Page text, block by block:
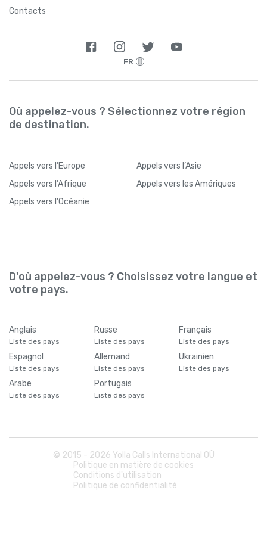
Contacts
FR
Où appelez-vous ? Sélectionnez votre région
de destination.
Appels vers l’Europe Appels vers l’Asie
Appels vers l’Afrique Appels vers les Amériques
Appels vers l’Océanie
D'où appelez-vous ? Choisissez votre langue et
votre pays.
Anglais
Liste des pays
Russe
Liste des pays
Français
Liste des pays
Espagnol
Liste des pays
Allemand
Liste des pays
Ukrainien
Liste des pays
Arabe
Liste des pays
Portugais
Liste des pays
© 2015 - 2026 Yolla Calls International OÜ
Politique en matière de cookies
Conditions d'utilisation
Politique de confidentialité